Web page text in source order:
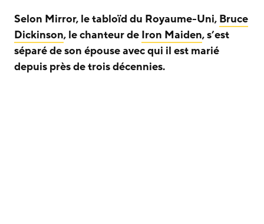
Selon Mirror, le tabloïd du Royaume-Uni, Bruce
Dickinson, le chanteur de Iron Maiden, s’est
séparé de son épouse avec qui il est marié
depuis près de trois décennies.